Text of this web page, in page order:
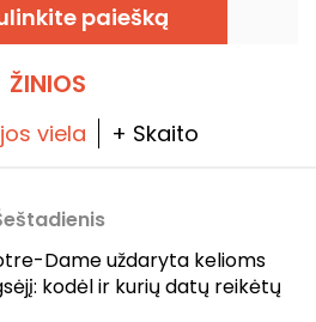
paiešką
ŽINIOS
viela + Skaito
Dame uždaryta kelioms
kodėl ir kurių datų reikėtų